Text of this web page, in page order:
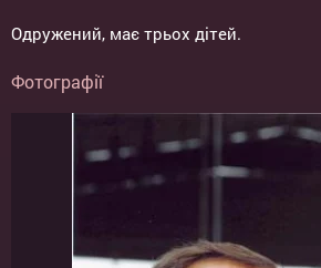
Одружений, має трьох дітей.
Фотографії